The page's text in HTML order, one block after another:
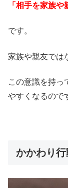
「相手を家族や
です。
家族や親友では
この意識を持っ
やすくなるので
かかわり行